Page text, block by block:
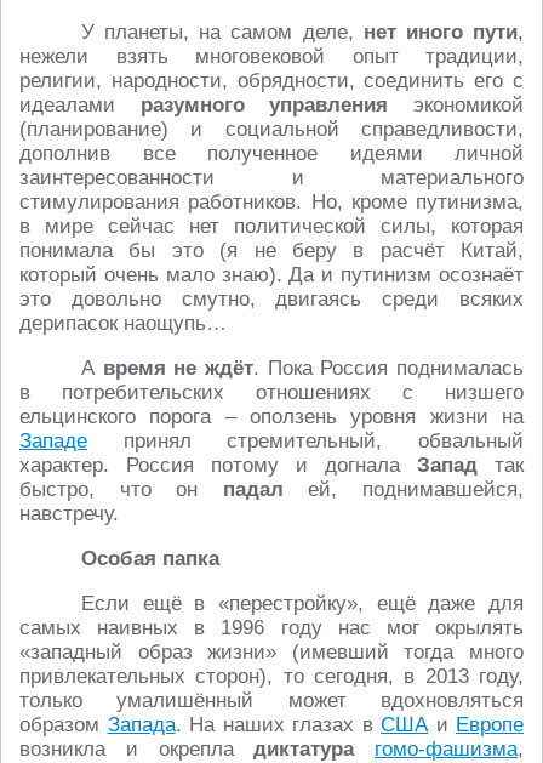
У планеты, на самом деле, нет иного пути,
нежели взять многовековой опыт традиции,
религии, народности, обрядности, соединить его с
идеалами разумного управления экономикой
(планирование) и социальной справедливости,
дополнив все полученное идеями личной
заинтересованности и материального
стимулирования работников. Но, кроме путинизма,
в мире сейчас нет политической силы, которая
понимала бы это (я не беру в расчёт Китай,
который очень мало знаю). Да и путинизм осознаёт
это довольно смутно, двигаясь среди всяких
дерипасок наощупь…
А время не ждёт. Пока Россия поднималась
в потребительских отношениях с низшего
ельцинского порога – оползень уровня жизни на
Западе принял стремительный, обвальный
характер. Россия потому и догнала Запад так
быстро, что он падал ей, поднимавшейся,
навстречу.
Особая папка
Если ещё в «перестройку», ещё даже для
самых наивных в 1996 году нас мог окрылять
«западный образ жизни» (имевший тогда много
привлекательных сторон), то сегодня, в 2013 году,
только умалишённый может вдохновляться
образом Запада. На наших глазах в СШАи Европе
возникла и окрепладиктатура гомо-фашизма,